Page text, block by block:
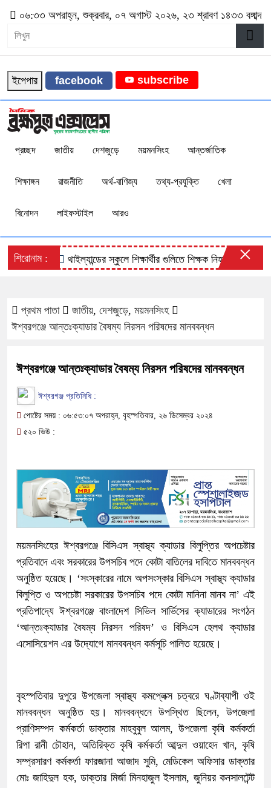
০৬:৩৩ অপরাহ্ন, শুক্রবার, ০৭ অগাস্ট ২০২৬, ২৩ শ্রাবণ ১৪৩৩ বঙ্গাব্দ
ইপেপার facebook subscribe
প্রচ্ছদ জাতীয় দেশজুড়ে ময়মনসিংহ আন্তর্জাতিক
শিক্ষাঙ্গন রাজনীতি অর্থ-বাণিজ্য তথ্য-প্রযুক্তি খেলা
বিনোদন লাইফস্টাইল আরও
শিরোনাম : থাইল্যান্ডের স্কুলে শিক্ষার্থীর গুলিতে শিক্ষক নিহত, আহত ১০
×
প্রথম পাতা জাতীয়, দেশজুড়ে, ময়মনসিংহ
ঈশ্বরগঞ্জে আন্তঃক্যাডার বৈষম্য নিরসন পরিষদের মানববন্ধন
ঈশ্বরগঞ্জে আন্তঃক্যাডার বৈষম্য নিরসন পরিষদের মানববন্ধন
ঈশ্বরগঞ্জ প্রতিনিধি :
পোষ্টের সময় : ০৬:৫৩:০৭ অপরাহ্ন, বৃহস্পতিবার, ২৬ ডিসেম্বর ২০২৪
৫২০ ভিউ :
ময়মনসিংহের ঈশ্বরগঞ্জে বিসিএস স্বাস্থ্য ক্যাডার বিলুপ্তির অপচেষ্টার
প্রতিবাদে এবং সরকারের উপসচিব পদে কোটা বাতিলের দাবিতে মানববন্ধন
অনুষ্ঠিত হয়েছে। ‘সংস্কারের নামে অপসংস্কার বিসিএস স্বাস্থ্য ক্যাডার
বিলুপ্তি ও অপচেষ্টা সরকারের উপসচিব পদে কোটা মানিনা মানব না’ এই
প্রতিপাদ্যে ঈশ্বরগঞ্জে বাংলাদেশ সিভিল সার্ভিসের ক্যাডারের সংগঠন
‘আন্তঃক্যাডার বৈষম্য নিরসন পরিষদ’ ও বিসিএস হেলথ ক্যাডার
এসোসিয়েশন এর উদ্যোগে মানববন্ধন কর্মসূচি পালিত হয়েছে।
বৃহস্পতিবার দুপুরে উপজেলা স্বাস্থ্য কমপ্লেক্স চত্বরে ঘণ্টাব্যাপী ওই
মানববন্ধন অনুষ্ঠিত হয়। মানববন্ধনে উপস্থিত ছিলেন, উপজেলা
প্রাণিসম্পদ কর্মকর্তা ডাক্তার মাহবুবুল আলম, উপজেলা কৃষি কর্মকর্তা
রিপা রানী চৌহান, অতিরিক্ত কৃষি কর্মকর্তা আব্দুল ওয়াহেদ খান, কৃষি
সম্প্রসারণ কর্মকর্তা ফারজানা আজাদ সুমি, মেডিকেল অফিসার ডাক্তার
মোঃ জাহিদুল হক, ডাক্তার মির্জা মিনহাজুল ইসলাম, জুনিয়র কনসালটেন্ট